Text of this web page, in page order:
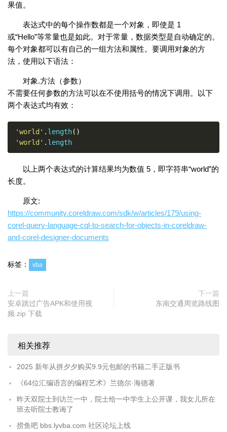
果值。
表达式中的每个操作数都是一个对象，即使是 1
或“Hello”等常量也是如此。对于常量，数据类型是自动确定的。
每个对象都可以有自己的一组方法和属性。要调用对象的方
法，使用以下语法：
对象.方法（参数）
不需要任何参数的方法可以在不使用括号的情况下调用。以下
两个表达式均有效：
'world' . length()
'world' . length
以上两个表达式的计算结果均为数值 5，即字符串“world”的
长度。
原文:
https://community.coreldraw.com/sdk/w/articles/179/using-
corel-query-language-cql-to-search-for-objects-in-coreldraw-
and-corel-designer-documents
标签： vba
上一篇
安卓跳过广告APK和使用视
频.zip 下载
下一篇
东南交通周览路线图
相关推荐
2025 新年从拼夕夕购买9.9元包邮的书籍二手正版书
《64位汇编语言的编程艺术》兰德尔·海德著
昨天双院士到访兰一中，院士给一中学生上公开课，我女儿所在
班去听院士教诲了
捞鱼吧 bbs.lyvba.com 社区论坛上线